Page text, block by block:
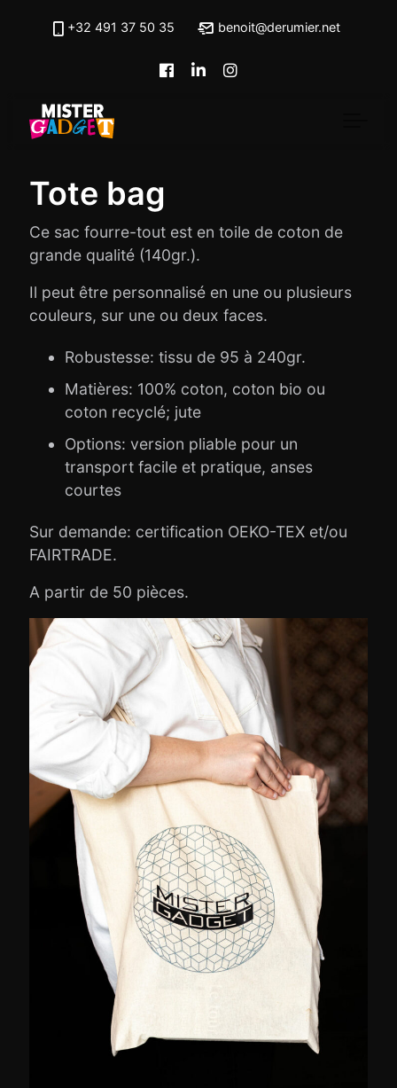
Skip to main content
+32 491 37 50 35 benoit@derumier.net
Tote bag
Ce sac fourre-tout est en toile de coton de
grande qualité (140gr.).
Il peut être personnalisé en une ou plusieurs
couleurs, sur une ou deux faces.
Robustesse: tissu de 95 à 240gr.
Matières: 100% coton, coton bio ou
coton recyclé; jute
Options: version pliable pour un
transport facile et pratique, anses
courtes
Sur demande: certification OEKO-TEX et/ou
FAIRTRADE.
A partir de 50 pièces.